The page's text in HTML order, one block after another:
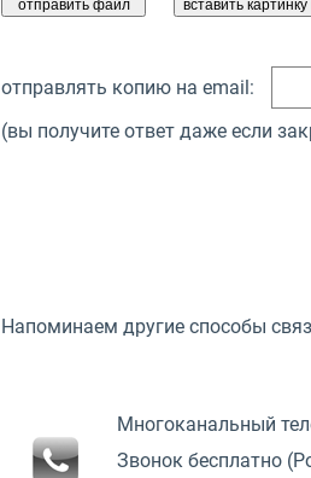
отправлять копию на email:
(вы получите ответ даже если
Напоминаем другие способы
Многоканальный
Звонок бесплатно